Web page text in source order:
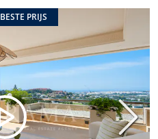
BESTE PRIJS